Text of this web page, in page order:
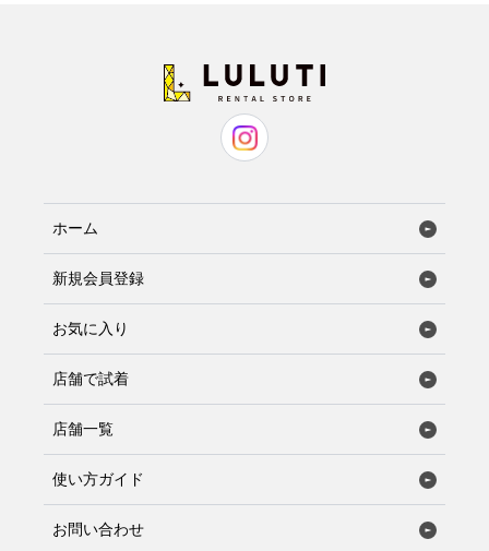
ホーム
新規会員登録
お気に入り
店舗で試着
店舗一覧
使い方ガイド
お問い合わせ